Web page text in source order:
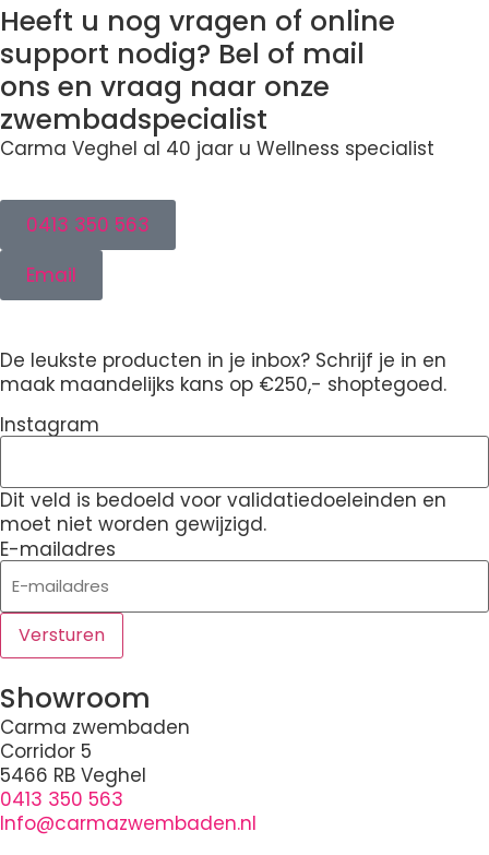
Heeft u nog vragen of online
support nodig? Bel of mail
ons en vraag naar onze
zwembadspecialist
Carma Veghel al 40 jaar u Wellness specialist
0413 350 563
Email
De leukste producten in je inbox? Schrijf je in en
maak maandelijks kans op €250,- shoptegoed.
Instagram
Dit veld is bedoeld voor validatiedoeleinden en
moet niet worden gewijzigd.
E-mailadres
Showroom
Carma zwembaden
Corridor 5
5466 RB Veghel
0413 350 563
Info@carmazwembaden.nl